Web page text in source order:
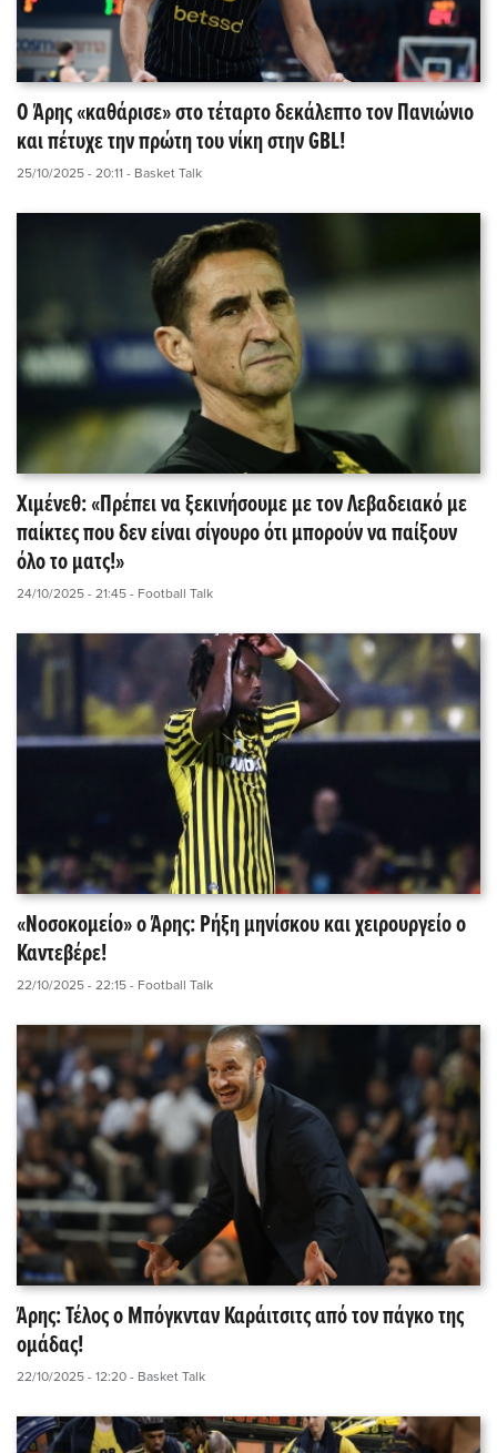
Ο Άρης «καθάρισε» στο τέταρτο δεκάλεπτο τον Πανιώνιο
και πέτυχε την πρώτη του νίκη στην GBL!
25/10/2025 - 20:11 - Basket Talk
Χιμένεθ: «Πρέπει να ξεκινήσουμε με τον Λεβαδειακό με
παίκτες που δεν είναι σίγουρο ότι μπορούν να παίξουν
όλο το ματς!»
24/10/2025 - 21:45 - Football Talk
«Νοσοκομείο» ο Άρης: Ρήξη μηνίσκου και χειρουργείο ο
Καντεβέρε!
22/10/2025 - 22:15 - Football Talk
Άρης: Τέλος ο Μπόγκνταν Καράιτσιτς από τον πάγκο της
ομάδας!
22/10/2025 - 12:20 - Basket Talk